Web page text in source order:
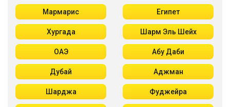
Мармарис Египет
Хургада Шарм Эль Шейх
ОАЭ Абу Даби
Дубай Аджман
Шарджа Фуджейра